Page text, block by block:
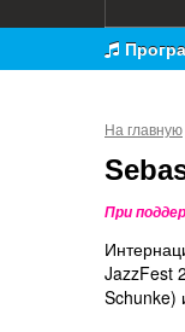
На главную
При
JazzFest
Schunke)